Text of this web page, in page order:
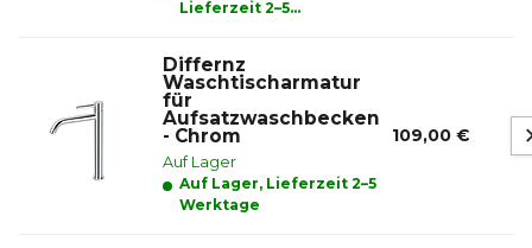
Lieferzeit 2–5
Differnz
Waschtischarmatur
für
Aufsatzwaschbecken
- Chrom
Auf Lager
Auf Lager, Lieferzeit 2–5
Werktage
109,00 €